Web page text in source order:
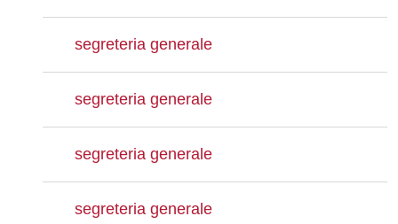
segreteria generale
segreteria generale
segreteria generale
segreteria generale